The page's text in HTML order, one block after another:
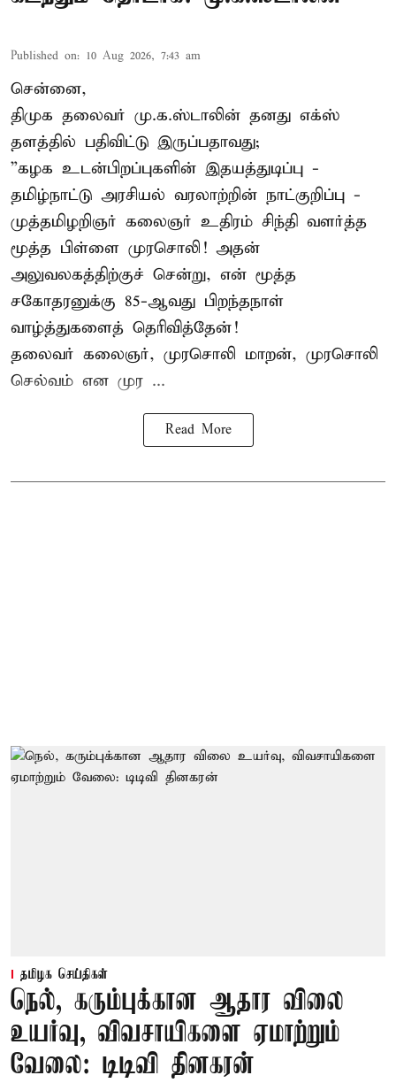
Published on: 10 Aug 2026, 7:43 am
சென்னை,
திமுக தலைவர் மு.க.ஸ்டாலின் தனது எக்ஸ்
தளத்தில் பதிவிட்டு இருப்பதாவது;
”கழக உடன்பிறப்புகளின் இதயத்துடிப்பு -
தமிழ்நாட்டு அரசியல் வரலாற்றின் நாட்குறிப்பு -
முத்தமிழறிஞர் கலைஞர் உதிரம் சிந்தி வளர்த்த
மூத்த பிள்ளை முரசொலி! அதன்
அலுவலகத்திற்குச் சென்று, என் மூத்த
சகோதரனுக்கு 85-ஆவது பிறந்தநாள்
வாழ்த்துகளைத் தெரிவித்தேன்!
தலைவர் கலைஞர், முரசொலி மாறன், முரசொலி
செல்வம் என முர ...
Read More
தமிழக செய்திகள்
நெல், கரும்புக்கான ஆதார விலை
உயர்வு, விவசாயிகளை ஏமாற்றும்
வேலை: டிடிவி தினகரன்